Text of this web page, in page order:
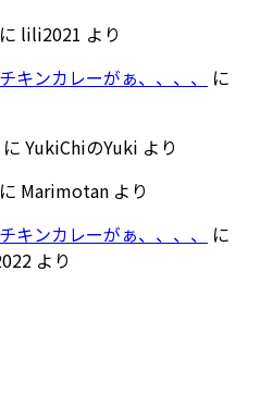
に lili2021 より
キンカレーがぁ、、、、
に
に YukiChiのYuki より
に Marimotan より
キンカレーがぁ、、、、
に
より